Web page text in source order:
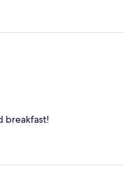
breakfast!